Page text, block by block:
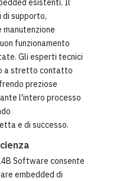
esistenti. Il
di supporto,
manutenzione
funzionamento
Gli esperti tecnici
a stretto contatto
preziose
l'intero processo
e di successo.
Software consente
embedded di